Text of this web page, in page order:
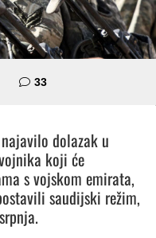
33komentara
dolazak u
koji će
s vojskom emirata,
saudijski režim,